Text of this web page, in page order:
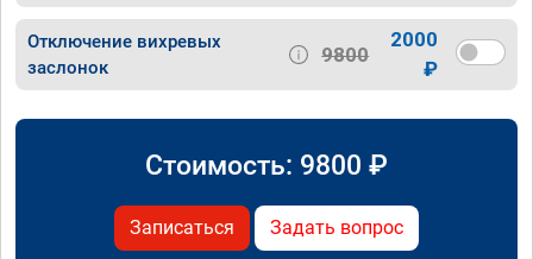
Отключение вихревых
заслонок
9800
2000
₽
Стоимость: 9800 ₽
Записаться Задать вопрос